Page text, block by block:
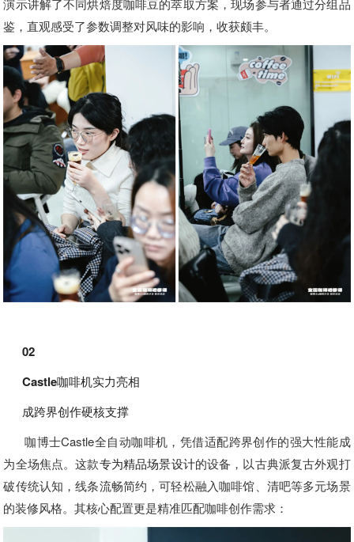
鉴，直观感受了参数调整对风味的影响，收获颇丰。
02
Castle咖啡机实力亮相
成跨界创作硬核支撑
咖博士Castle全自动咖啡机，凭借适配跨界创作的强大性能成
为全场焦点。这款专为精品场景设计的设备，以古典派复古外观打
破传统认知，线条流畅简约，可轻松融入咖啡馆、清吧等多元场景
的装修风格。其核心配置更是精准匹配咖啡创作需求：